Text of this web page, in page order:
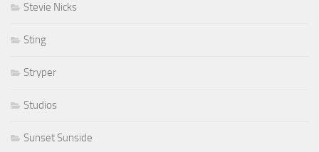
Stevie Nicks
Sting
Stryper
Studios
Sunset Sunside